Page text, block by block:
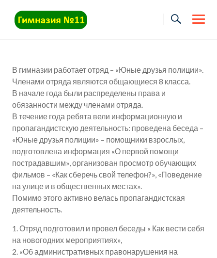
content
В гимназии работает отряд – «Юные друзья полиции».
Членами отряда являются общающиеся 8 класса.
В начале года были распределены права и
обязанности между членами отряда.
В течение года ребята вели информационную и
пропагандистскую деятельность: проведена беседа –
«Юные друзья полиции» – помощники взрослых,
подготовлена информация «О первой помощи
пострадавшим», организован просмотр обучающих
фильмов – «Как сберечь свой телефон?», «Поведение
на улице и в общественных местах».
Помимо этого активно велась пропагандистская
деятельность.
1. Отряд подготовил и провел беседы « Как вести себя
на новогодних мероприятиях»,
2. «Об административных правонарушения на